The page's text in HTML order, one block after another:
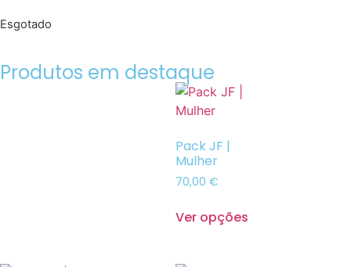
Esgotado
Produtos em destaque
Pack JF |
Mulher
70,00 €
Ver opções